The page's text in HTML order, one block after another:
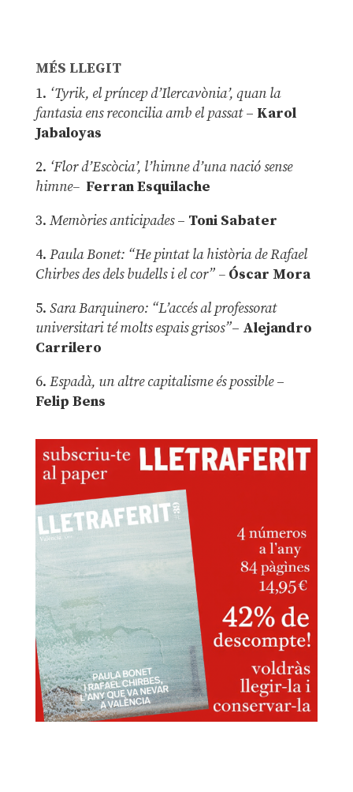
MÉS LLEGIT
1. ‘Tyrik, el príncep d’Ilercavònia’, quan la
fantasia ens reconcilia amb el passat– Karol
Jabaloyas
2. ‘Flor d’Escòcia’, l’himne d’una nació sense
himne– Ferran Esquilache
3. Memòries anticipades– Toni Sabater
4. Paula Bonet: “He pintat la història de Rafael
Chirbes des dels budells i el cor” –Óscar Mora
5. Sara Barquinero: “L’accés al professorat
universitari té molts espais grisos”– Alejandro
Carrilero
6. Espadà, un altre capitalisme és possible –
Felip Bens